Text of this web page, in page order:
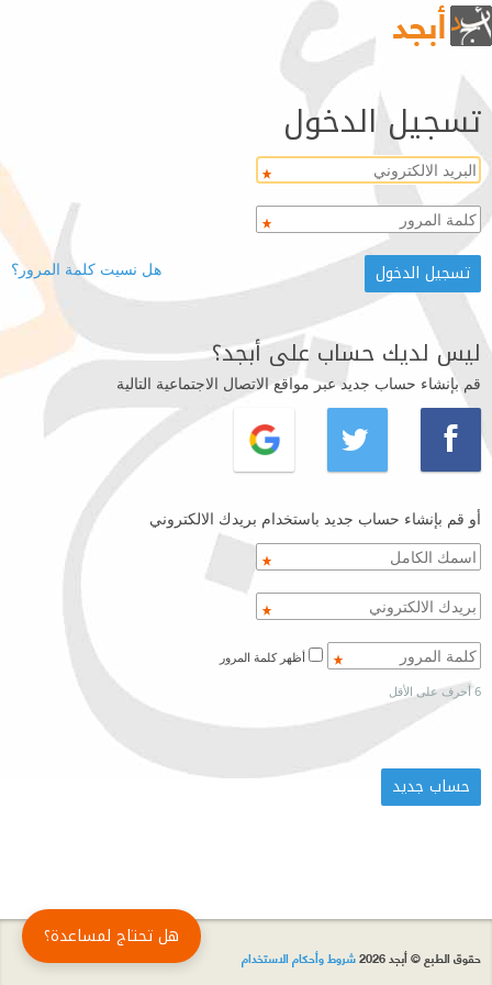
تسجيل الدخول
هل نسيت كلمة المرور؟
ليس لديك حساب على أبجد؟
قم بإنشاء حساب جديد عبر مواقع الاتصال الاجتماعية التالية
أو قم بإنشاء حساب جديد باستخدام بريدك الالكتروني
6 أحرف على الأقل
حقوق الطبع © أبجد 2026 شروط وأحكام الاستخدام
هل تحتاج لمساعدة؟